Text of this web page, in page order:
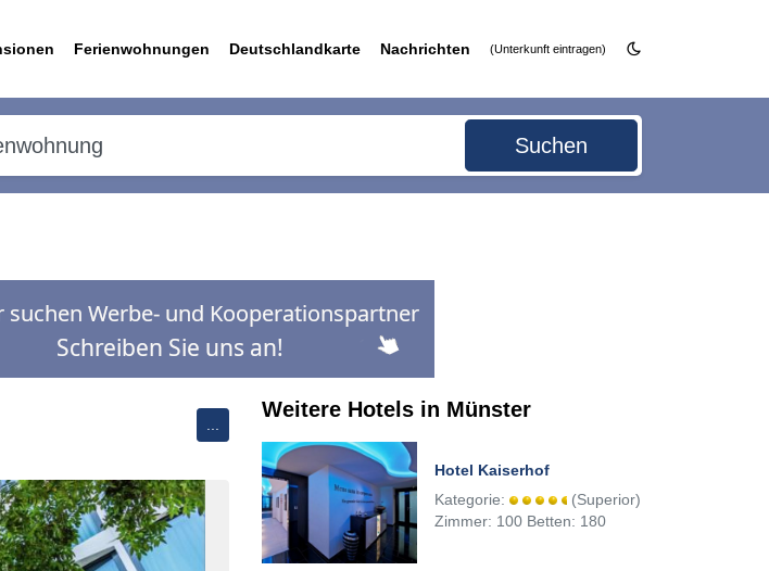
Ferienwohnungen Deutschlandkarte Nachrichten (Unterkunft eintragen)
Suchen
Weitere Hotels in Münster
Hotel Kaiserhof
Kategorie:
(Superior)
Zimmer: 100 Betten: 180